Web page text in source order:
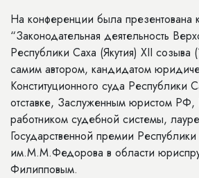
На конференции была презентована
“Законодательная деятельность
Республики Саха (Якутия) XII созыва
самим автором, кандидатом
Конституционного суда Республики
отставке, Заслуженным юристом
работником судебной системы,
Государственной премии Республики
им.М.М.Федорова в области
Филипповым.